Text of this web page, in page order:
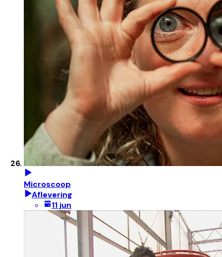
Microscoop
Aflevering
11 jun